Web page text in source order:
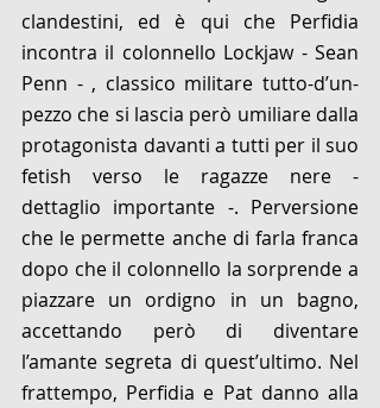
clandestini, ed è qui che Perfidia
incontra il colonnello Lockjaw - Sean
Penn - , classico militare tutto-d’un-
pezzo che si lascia però umiliare dalla
protagonista davanti a tutti per il suo
fetish verso le ragazze nere -
dettaglio importante -. Perversione
che le permette anche di farla franca
dopo che il colonnello la sorprende a
piazzare un ordigno in un bagno,
accettando però di diventare
l’amante segreta di quest’ultimo. Nel
frattempo, Perfidia e Pat danno alla